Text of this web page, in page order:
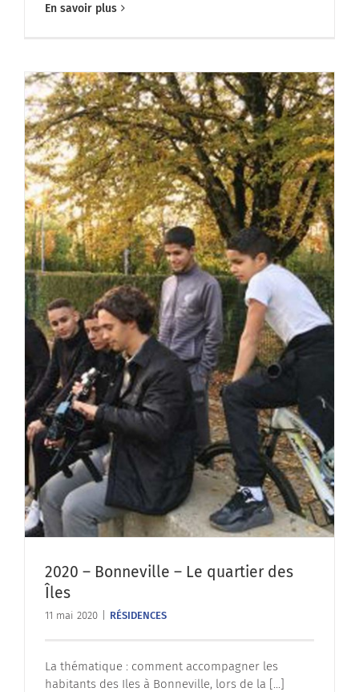
En savoir plus
2020 – Bonneville – Le quartier des
Îles
11 mai 2020 RÉSIDENCES
La thématique : comment accompagner les
habitants des Iles à Bonneville, lors de la [...]